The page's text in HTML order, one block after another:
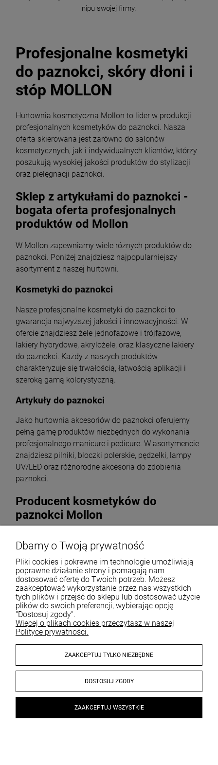
nipu swojej firmy.
Profesjonalne kosmetyki
do paznokci, skóry dłoni i
stóp MOLLON
Hurtownia kosmetyczna Mollon to lider w produkcji
profesjonalnych kosmetyków do paznokci. Nasza
oferta skierowana jest zarówno do salonów
kosmetycznych, jak i indywidualnych klientów, którzy
poszukują wysokiej jakości produktów do stylizacji
oraz pielęgnacji paznokci.
Sklep z artykułami do paznokci -
bogata oferta profesjonalnych
produktów od Mollon
W Mollon zapewniamy wiele różnych produktów do
paznokci. Poniżej znajdziesz najpopularniejszy
asortyment z naszej hurtowni.
Kosmetyki do paznokci
Nasze profesjonalne kosmetyki do paznokci to
gwarancja najwyższej jakości i innowacyjności. W
ofercie znajdziesz żele jednofazowe i trójfazowe,
lakiery hybrydowe, akrylożele, oraz klasyczne lakiery
do paznokci. Każdy z naszych produktów
charakteryzuje się trwałością, łatwością aplikacji i
szeroką gamą kolorystyczną.
Artykuły do paznokci
Jako hurtownia akcesoriów do paznokci oferujemy
pełną gamę produktów niezbędnych do wykonania
profesjonalnego manicure i pedicure. W asortymencie
znajdziesz pilniki, bloczki polerskie, pędzelki, lampy
UV/LED oraz różnorodne akcesoria do zdobienia
paznokci.
Producent kosmetyków do
paznokci Mollon
paznokci, który stawia na innowacyjność i najwyższą
jakość swoich produktów. Dzięki współpracy z
najlepszymi specjalistami i użyciu nowoczesnych
technologii nasze produkty spełniają oczekiwania
nawet najbardziej wymagających klientów.
Jak wybrać odpowiednie produkty
do paznokci? Porad Mollon
Przy wyborze odpowiednich produktów do paznokci,
warto uwzględnić poniższe kryteria.
Kwalifikacja produktu
Przy wyborze produktów do paznokci warto zwrócić
uwagę na ich skład, trwałość oraz łatwość aplikacji.
Dbamy o Twoją prywatność
Pliki cookies i pokrewne im technologie umożliwiają
poprawne działanie strony i pomagają nam
dostosować ofertę do Twoich potrzeb. Możesz
zaakceptować wykorzystanie przez nas wszystkich
tych plików i przejść do sklepu lub dostosować użycie
plików do swoich preferencji, wybierając opcję
"Dostosuj zgody".
Więcej o plikach cookies przeczytasz w naszej
Polityce prywatności.
ZAAKCEPTUJ TYLKO NIEZBĘDNE
DOSTOSUJ ZGODY
ZAAKCEPTUJ WSZYSTKIE